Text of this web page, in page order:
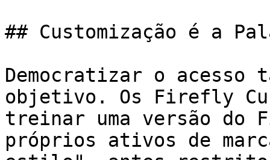
## Customização é a
Democratizar o acesso
objetivo. Os Firefly
treinar uma versão do
próprios ativos de